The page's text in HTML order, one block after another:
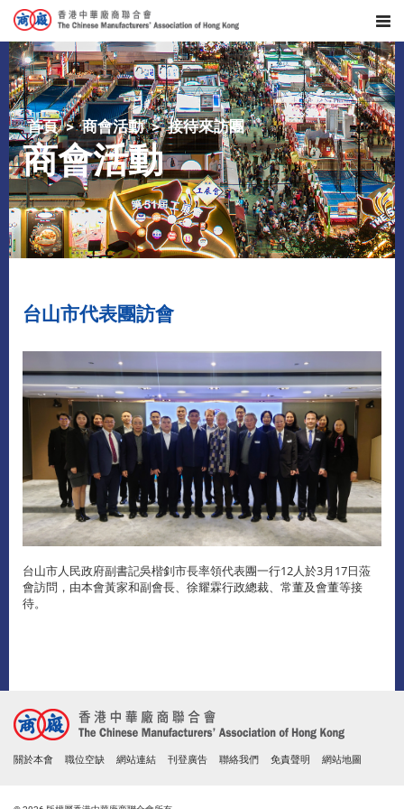
首頁 商會活動 接待來訪團
商會活動
台山市代表團訪會
台山市人民政府副書記吳楷釗市長率領代表團一行12人於3月17日蒞
會訪問，由本會黃家和副會長、徐耀霖行政總裁、常董及會董等接
待。
關於本會 職位空缺 網站連結 刊登廣告 聯絡我們 免責聲明 網站地圖